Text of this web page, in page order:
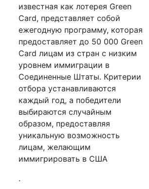
известная как лотерея Green
Card, представляет собой
ежегодную программу, которая
предоставляет до 50 000 Green
Card лицам из стран с низким
уровнем иммиграции в
Соединенные Штаты. Критерии
отбора устанавливаются
каждый год, а победители
выбираются случайным
образом, предоставляя
уникальную возможность
лицам, желающим
иммигрировать в США
.